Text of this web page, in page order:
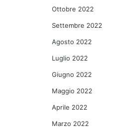
Ottobre 2022
Settembre 2022
Agosto 2022
Luglio 2022
Giugno 2022
Maggio 2022
Aprile 2022
Marzo 2022